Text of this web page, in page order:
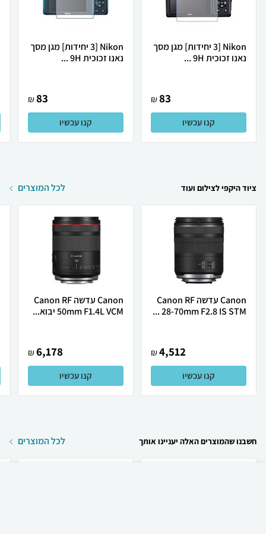
Nikon [3 יחידות] מגן מסך
נאנו זכוכית 9H ...
83
₪
קנו עכשיו
Nikon [3 יחידות] מגן מסך
נאנו זכוכית 9H ...
83
₪
קנו עכשיו
ציוד היקפי לצילום ועוד לכל המוצרים
Canon עדשה Canon RF
28-70mm F2.8 IS STM ...
4,512
₪
קנו עכשיו
Canon ‏עדשה Canon RF
50mm F1.4L VCM יבוא...
6,178
₪
קנו עכשיו
חשבנו שהמוצרים האלה יעניינו אותך לכל המוצרים